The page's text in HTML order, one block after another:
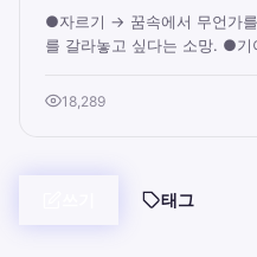
●자르기 → 꿈속에서 무언가
를 갈라놓고 싶다는 소망. ●
18,289
태그